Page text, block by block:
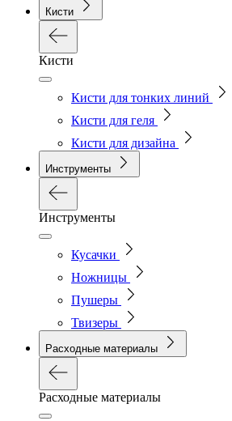
Кисти
Кисти
Кисти для тонких линий
Кисти для геля
Кисти для дизайна
Инструменты
Инструменты
Кусачки
Ножницы
Пушеры
Твизеры
Расходные материалы
Расходные материалы